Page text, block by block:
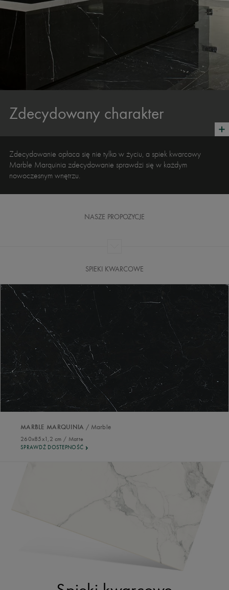
Zdecydowany charakter
Zdecydowanie opłaca się nie tylko w życiu, a spiek kwarcowy
Marble Marquinia zdecydowanie sprawdzi się w każdym
nowoczesnym wnętrzu.
NASZE PROPOZYCJE
SPIEKI KWARCOWE
MARBLE MARQUINIA / Marble
260x85x1,2 cm / Matte
SPRAWDŹ DOSTEPNOŚĆ